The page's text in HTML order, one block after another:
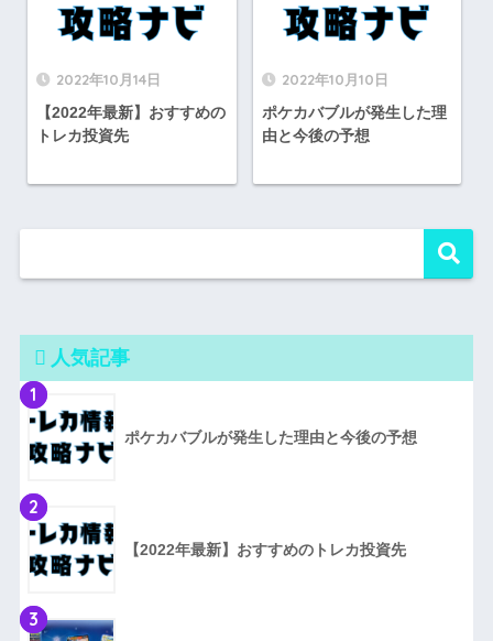
2022年10月14日
【2022年最新】おすすめの
トレカ投資先
2022年10月10日
ポケカバブルが発生した理
由と今後の予想
人気記事
1
ポケカバブルが発生した理由と今後の予想
2
【2022年最新】おすすめのトレカ投資先
3